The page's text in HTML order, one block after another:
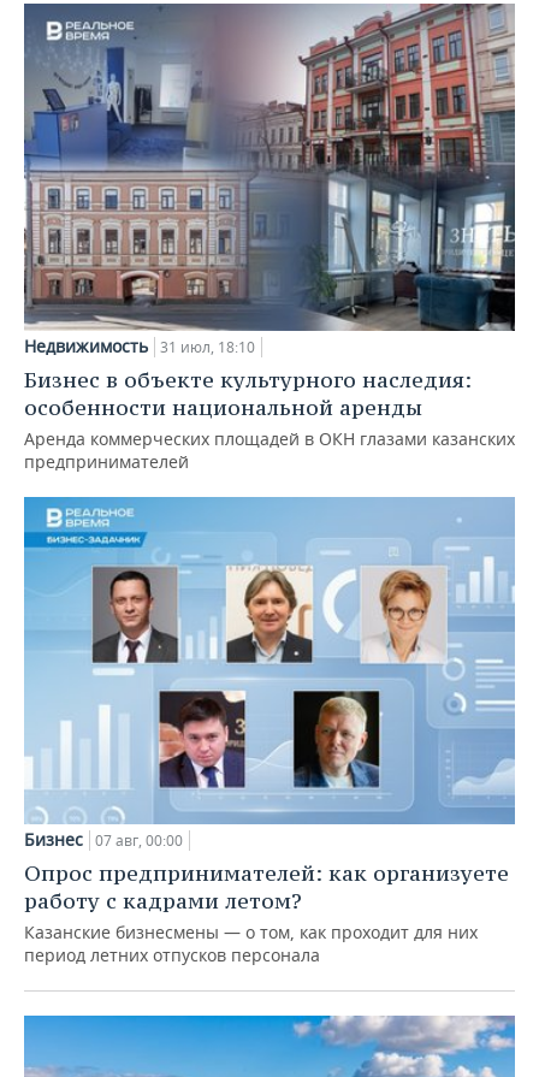
Недвижимость 31 июл, 18:10
Бизнес в объекте культурного наследия:
особенности национальной аренды
Аренда коммерческих площадей в ОКН глазами казанских
предпринимателей
Бизнес 07 авг, 00:00
Опрос предпринимателей: как организуете
работу с кадрами летом?
Казанские бизнесмены — о том, как проходит для них
период летних отпусков персонала